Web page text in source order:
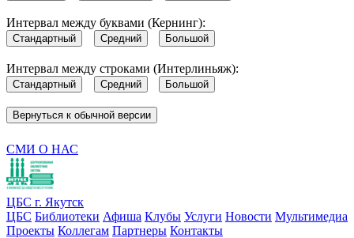
Интервал между буквами (Кернинг):
Стандартный Средний Большой
Интервал между строками (Интерлиньяж):
Стандартный Средний Большой
Вернуться к обычной версии
СМИ О НАС
ЦБС г. Якутск
ЦБС Библиотеки Афиша Клубы Услуги Новости Мультимедиа
Проекты Коллегам Партнеры Контакты